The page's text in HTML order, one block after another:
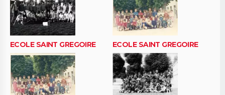
ECOLE SAINT GREGOIRE ECOLE SAINT GREGOIRE